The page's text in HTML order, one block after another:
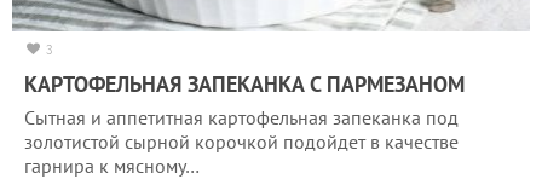
3
КАРТОФЕЛЬНАЯ ЗАПЕКАНКА С ПАРМЕЗАНОМ
Сытная и аппетитная картофельная запеканка под
золотистой сырной корочкой подойдет в качестве
гарнира к мясному…